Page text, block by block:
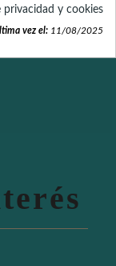
privacidad y cookies
vez el: 11/08/2025